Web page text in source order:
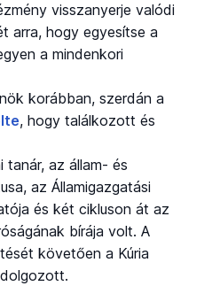
visszanyerje valódi
arra, hogy egyesítse a
a mindenkori
korábban, szerdán a
, hogy találkozott és
tanár, az állam- és
az Államigazgatási
és két cikluson át az
bírája volt. A
követően a Kúria